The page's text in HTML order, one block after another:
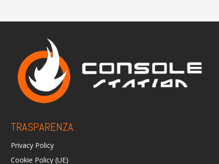
TRASPARENZA
Privacy Policy
Cookie Policy (UE)